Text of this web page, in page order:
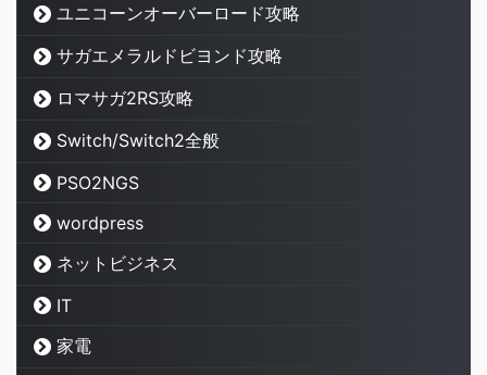
ユニコーンオーバーロード攻略
サガエメラルドビヨンド攻略
ロマサガ2RS攻略
Switch/Switch2全般
PSO2NGS
wordpress
ネットビジネス
IT
家電